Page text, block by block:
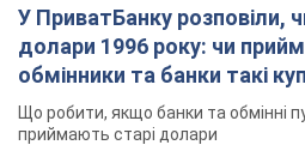
У ПриватБанку розповіли,
долари 1996 року: чи
обмінники та банки такі
Що робити, якщо банки та обмінні
приймають старі долари